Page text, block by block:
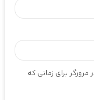
برای زمانی که